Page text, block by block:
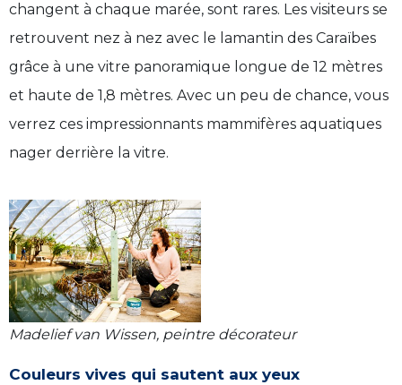
changent à chaque marée, sont rares. Les visiteurs se
retrouvent nez à nez avec le lamantin des Caraïbes
grâce à une vitre panoramique longue de 12 mètres
et haute de 1,8 mètres. Avec un peu de chance, vous
verrez ces impressionnants mammifères aquatiques
nager derrière la vitre.
Madelief van Wissen, peintre décorateur
Couleurs vives qui sautent aux yeux